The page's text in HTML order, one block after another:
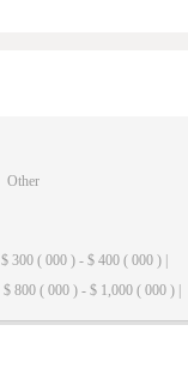
Other
$ 300 ( 000 ) - $ 400 ( 000 ) |
$ 800 ( 000 ) - $ 1,000 ( 000 ) |